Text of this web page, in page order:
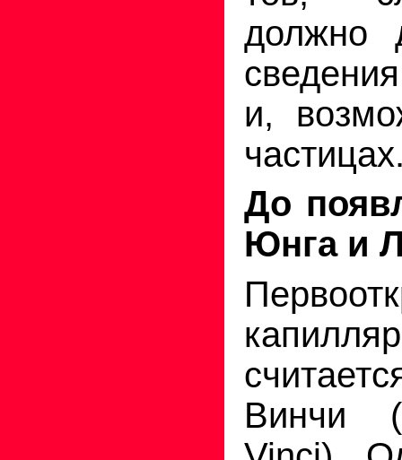
должно
и,
До
Юнга и
Винчи
(